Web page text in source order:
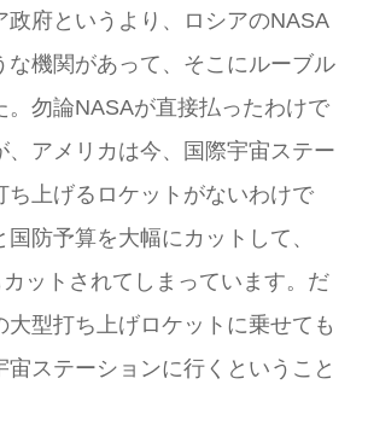
政府というより、ロシアのNASA
な機関があって、そこにルーブル
。勿論NASAが直接払ったわけで
、アメリカは今、国際宇宙ステー
ち上げるロケットがないわけで
防予算を大幅にカットして、
ットされてしまっています。だ
大型打ち上げロケットに乗せても
宙ステーションに行くということ